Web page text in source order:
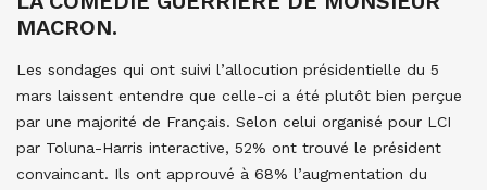
MACRON.
Les sondages qui ont suivi l’allocution présidentielle du 5
mars laissent entendre que celle-ci a été plutôt bien perçue
par une majorité de Français. Selon celui organisé pour LCI
par Toluna-Harris interactive, 52% ont trouvé le président
convaincant. Ils ont approuvé à 68% l’augmentation du